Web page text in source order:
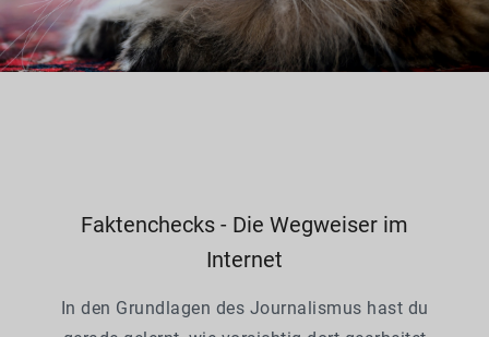
Faktenchecks - Die Wegweiser im
Internet
In den Grundlagen des Journalismus hast du